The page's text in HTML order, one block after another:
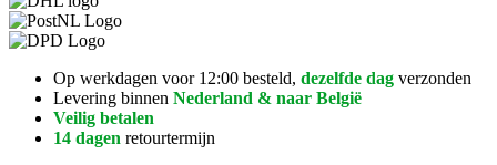
Op werkdagen voor 12:00 besteld, dezelfde dag verzonden
Levering binnen Nederland & naar België
Veilig betalen
14 dagen retourtermijn